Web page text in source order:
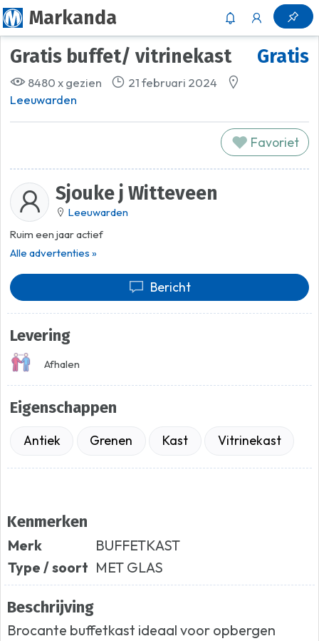
Markanda
Gratis
Gratis buffet/ vitrinekast
8480 x gezien
21 februari 2024
Leeuwarden
Favoriet
Sjouke j Witteveen
Leeuwarden
Ruim een jaar actief
Alle advertenties »
Bericht
Levering
Afhalen
Eigenschappen
Antiek Grenen Kast Vitrinekast
Kenmerken
Merk
BUFFETKAST
Type / soort MET GLAS
Beschrijving
Brocante buffetkast ideaal voor opbergen